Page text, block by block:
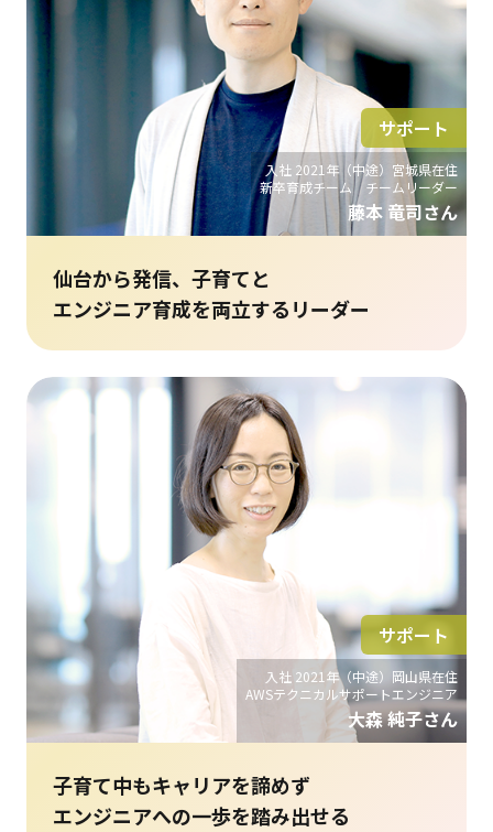
入社 2021年（中途）宮城県在住
新卒育成チーム チームリーダー
藤本 竜司さん
サポート
仙台から発信、子育てと
エンジニア育成を両立するリーダー
入社 2021年（中途）岡山県在住
AWSテクニカルサポートエンジニア
大森 純子さん
サポート
子育て中もキャリアを諦めず
エンジニアへの一歩を踏み出せる